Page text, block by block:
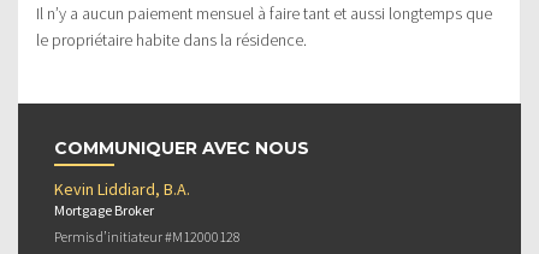
Il n’y a aucun paiement mensuel à faire tant et aussi longtemps que
le propriétaire habite dans la résidence.
COMMUNIQUER AVEC NOUS
Kevin Liddiard, B.A.
Mortgage Broker
Permis d’initiateur #M12000128